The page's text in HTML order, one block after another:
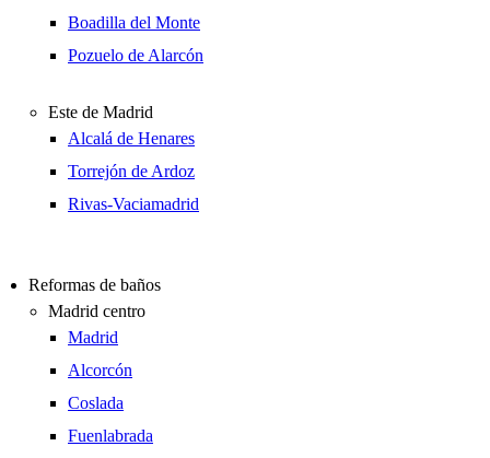
Boadilla del Monte
Pozuelo de Alarcón
Este de Madrid
Alcalá de Henares
Torrejón de Ardoz
Rivas-Vaciamadrid
Reformas de baños
Madrid centro
Madrid
Alcorcón
Coslada
Fuenlabrada